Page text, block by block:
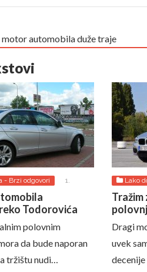
motor automobila duže traje
- Brzi odgovori
1.
Todorovića
polovnim
da bude naporan
tržištu nudi…
Lako
Tražim
Dragi
uvek